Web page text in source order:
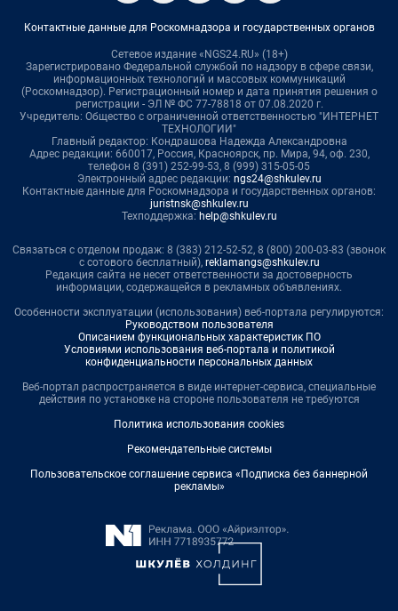
Контактные данные для Роскомнадзора и государственных органов
Сетевое издание «NGS24.RU» (18+)
Зарегистрировано Федеральной службой по надзору в сфере связи,
информационных технологий и массовых коммуникаций
(Роскомнадзор). Регистрационный номер и дата принятия решения о
регистрации - ЭЛ № ФС 77-78818 от 07.08.2020 г.
Учредитель: Общество с ограниченной ответственностью "ИНТЕРНЕТ
ТЕХНОЛОГИИ"
Главный редактор: Кондрашова Надежда Александровна
Адрес редакции: 660017, Россия, Красноярск, пр. Мира, 94, оф. 230,
телефон 8 (391) 252-99-53, 8 (999) 315-05-05
Электронный адрес редакции: ngs24@shkulev.ru
Контактные данные для Роскомнадзора и государственных органов:
juristnsk@shkulev.ru
Техподдержка: help@shkulev.ru
Связаться с отделом продаж: 8 (383) 212-52-52, 8 (800) 200-03-83 (звонок
с сотового бесплатный), reklamangs@shkulev.ru
Редакция сайта не несет ответственности за достоверность
информации, содержащейся в рекламных объявлениях.
Особенности эксплуатации (использования) веб-портала регулируются:
Руководством пользователя
Описанием функциональных характеристик ПО
Условиями использования веб-портала и политикой
конфиденциальности персональных данных
Веб-портал распространяется в виде интернет-сервиса, специальные
действия по установке на стороне пользователя не требуются
Политика использования cookies
Рекомендательные системы
Пользовательское соглашение сервиса «Подписка без баннерной
рекламы»